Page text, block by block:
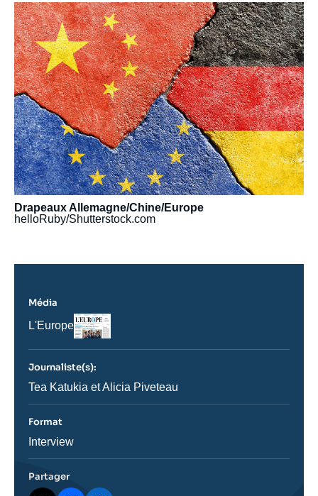
Image
principale
médiatique
Drapeaux Allemagne/Chine/Europe
helloRuby/Shutterstock.com
Média
Nom
journal,
ou
émission
L'Europe
Logo
Journaliste(s):
Journaliste
Tea Katukia et Alicia Piveteau
Format
Catégorie
Interview
Partager